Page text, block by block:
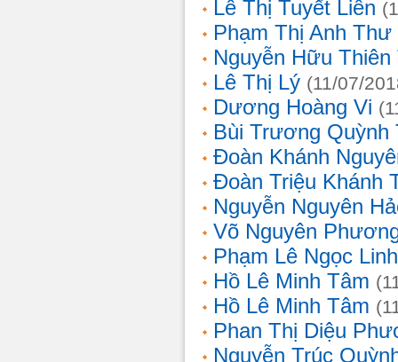
Lê Thị Tuyết Liên
Phạm Thị Anh Thư
Nguyễn Hữu Thiên
Lê Thị Lý (11/07/
Dương Hoàng Vi
Bùi Trương Quỳnh
Đoàn Khánh
Đoàn Triệu Khánh
Nguyễn Nguyên
Võ Nguyên
Phạm Lê Ngọc Linh
Hồ Lê Minh Tâm
Hồ Lê Minh Tâm
Phan Thị Diệu
Nguyễn Trúc